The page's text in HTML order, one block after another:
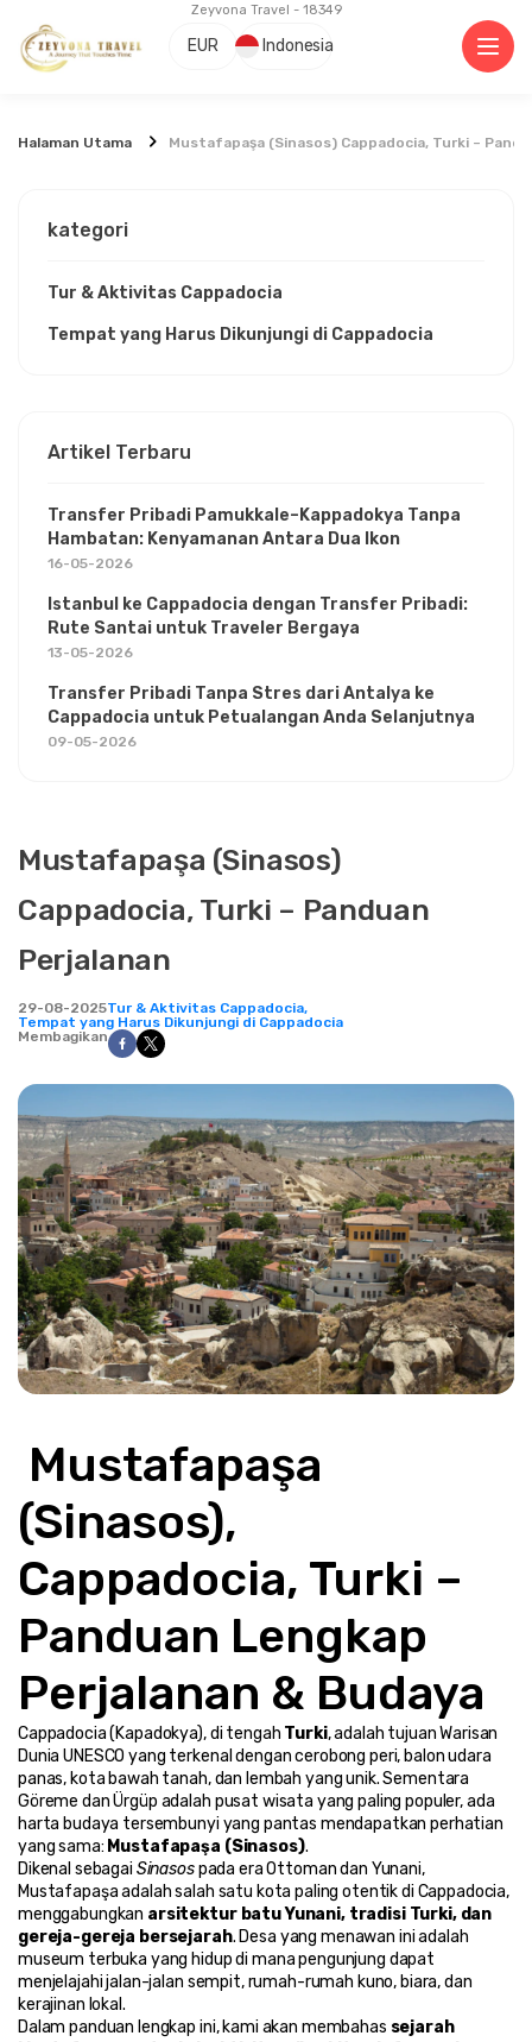
Zeyvona Travel - 18349
EUR Indonesia
Halaman Utama Mustafapaşa (Sinasos) Cappadocia, Turki –
Mustafapaşa (Sinasos)
Cappadocia, Turki – Panduan
Perjalanan
29-08-2025Tur & Aktivitas Cappadocia,
Tempat yang Harus Dikunjungi di Cappadocia
Membagikan
(Sinasos),
Cappadocia, Turki –
Panduan Lengkap
Perjalanan & Budaya
Cappadocia (Kapadokya), di tengah Turki, adalah tujuan Warisan
Dunia UNESCO yang terkenal dengan cerobong peri, balon udara
panas, kota bawah tanah, dan lembah yang unik. Sementara
Göreme dan Ürgüp adalah pusat wisata yang paling populer, ada
harta budaya tersembunyi yang pantas mendapatkan perhatian
yang sama: Mustafapaşa (Sinasos).
Dikenal sebagai Sinasos pada era Ottoman dan Yunani,
Mustafapaşa adalah salah satu kota paling otentik di Cappadocia,
menggabungkan arsitektur batu Yunani, tradisi Turki, dan
gereja-gereja bersejarah. Desa yang menawan ini adalah
museum terbuka yang hidup di mana pengunjung dapat
menjelajahi jalan-jalan sempit, rumah-rumah kuno, biara, dan
kerajinan lokal.
Dalam panduan lengkap ini, kami akan membahas sejarah
kategori
Tur & Aktivitas Cappadocia
Tempat yang Harus Dikunjungi di Cappadocia
Artikel Terbaru
Transfer Pribadi Pamukkale–Kappadokya Tanpa
Hambatan: Kenyamanan Antara Dua Ikon
16-05-2026
Istanbul ke Cappadocia dengan Transfer Pribadi:
Rute Santai untuk Traveler Bergaya
13-05-2026
Transfer Pribadi Tanpa Stres dari Antalya ke
Cappadocia untuk Petualangan Anda Selanjutnya
09-05-2026